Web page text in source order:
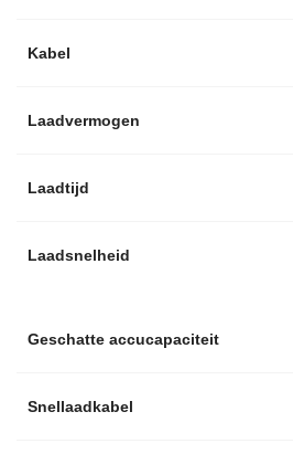
Kabel
Laadvermogen
Laadtijd
Laadsnelheid
Geschatte accucapaciteit
Snellaadkabel